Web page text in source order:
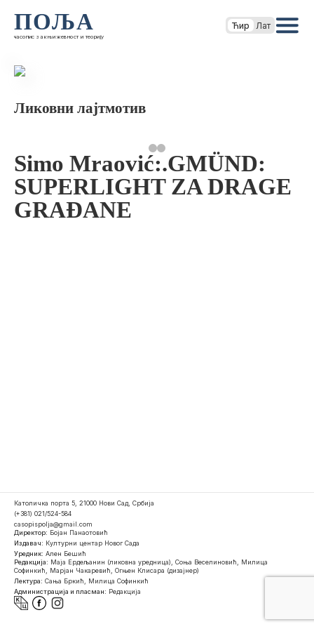
ПОЉА
часопис за књижевност и теорију
Ћир Лат
Ликовни лајтмотив
Simo Mraović:.GMÜND:
SUPERLIGHT ZA DRAGE
GRAĐANE
Католичка порта 5, 21000 Нови Сад, Србија
(+381) 021/524-584
casopispolja@gmail.com
Директор: Бојан Панаотовић
Издавач: Културни центар Новог Сада
Уредник: Ален Бешић
Редакција: Маја Ердељанин (ликовна уредница), Соња Веселиновић, Милица
Софинкић, Марјан Чакаревић, Огњен Клисара (дизајнер)
Лектура: Сања Бркић, Милица Софинкић
Администрација и пласман: Редакција